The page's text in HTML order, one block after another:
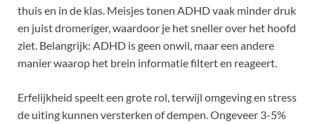
thuis en in de klas. Meisjes tonen ADHD vaak minder druk
en juist dromeriger, waardoor je het sneller over het hoofd
ziet. Belangrijk: ADHD is geen onwil, maar een andere
manier waarop het brein informatie filtert en reageert.
Erfelijkheid speelt een grote rol, terwijl omgeving en stress
de uiting kunnen versterken of dempen. Ongeveer 3-5%